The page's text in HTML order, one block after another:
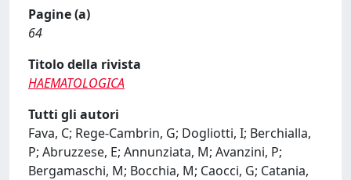
Pagine (a)
64
Titolo della rivista
HAEMATOLOGICA
Tutti gli autori
Fava, C; Rege-Cambrin, G; Dogliotti, I; Berchialla,
P; Abruzzese, E; Annunziata, M; Avanzini, P;
Bergamaschi, M; Bocchia, M; Caocci, G; Catania,